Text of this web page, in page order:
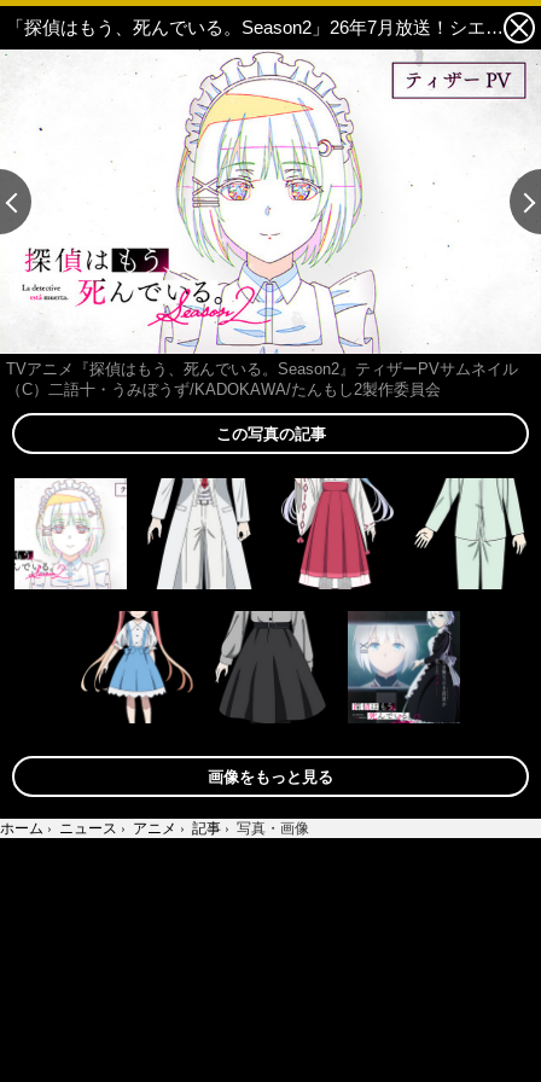
「探偵はもう、死んでいる。Season2」26年7月放送！シエスタらの新録ボイス聴けるPVも公開 1枚目の写真・画像
TVアニメ『探偵はもう、死んでいる。Season2』ティザーPVサムネイル
（C）二語十・うみぼうず/KADOKAWA/たんもし2製作委員会
この写真の記事
画像をもっと見る
ホーム › ニュース › アニメ › 記事 › 写真・画像